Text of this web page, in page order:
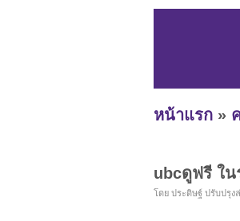
หน้าแรก »
ubcดูฟรี ใน
โดย ประดิษฐ์ ปรับปรุง